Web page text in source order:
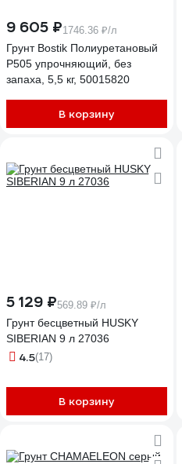
9 605 ₽1746.36 ₽/л
Грунт Bostik Полиуретановый
P505 упрочняющий, без
запаха, 5,5 кг, 50015820
В корзину
5 129 ₽569.89 ₽/л
Грунт бесцветный HUSKY
SIBERIAN 9 л 27036
4.5(17)
В корзину